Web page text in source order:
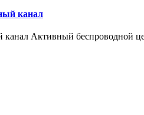
канал
Активный беспроводной